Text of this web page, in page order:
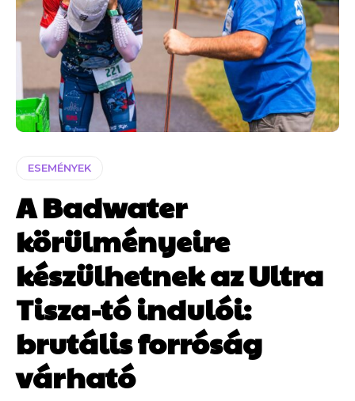
ESEMÉNYEK
A Badwater
körülményeire
készülhetnek az Ultra
Tisza-tó indulói:
brutális forróság
várható